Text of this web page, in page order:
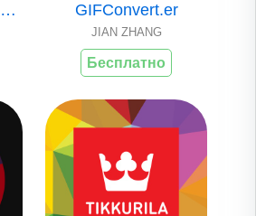
Remu– Улучшитель Фото GIFConvert.er
JIAN ZHANG
Бесплатно